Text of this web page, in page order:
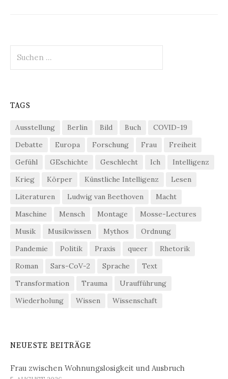
nach:
TAGS
Ausstellung Berlin Bild Buch
COVID-19
Debatte
Europa Forschung Frau
Freiheit
Gefühl
GEschichte Geschlecht Ich
Intelligenz
Krieg
Körper Künstliche Intelligenz
Lesen
Literaturen
Ludwig van Beethoven
Macht
Maschine
Mensch Montage
Mosse-Lectures
Musik
Musikwissen Mythos
Ordnung
Pandemie
Politik Praxis queer
Rhetorik
Roman
Sars-CoV-2 Sprache
Text
Transformation
Trauma
Uraufführung
Wiederholung
Wissen Wissenschaft
NEUESTE BEITRÄGE
Frau zwischen Wohnungslosigkeit und Ausbruch